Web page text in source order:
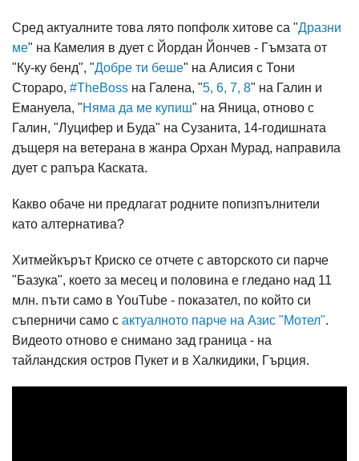
Сред актуалните това лято попфолк хитове са "Дразни
ме" на Камелия в дует с Йордан Йончев - Гъмзата от
"Ку-ку бенд", "Добре ти беше" на Алисия с Тони
Стораро, #TheBoss на Галена, "5, 6, 7, 8" на Галин и
Емануела, "Няма да ме купиш" на Яница, отново с
Галин, "Луцифер и Буда" на Сузанита, 14-годишната
дъщеря на ветерана в жанра Орхан Мурад, направила
дует с рапъра Каската.
Какво обаче ни предлагат родните попизпълнители
като алтернатива?
Хитмейкърът Криско се отчете с авторското си парче
"Базука", което за месец и половина е гледано над 11
млн. пъти само в YouTube - показател, по който си
съперничи само с актуалното парче на Азис "Мотел".
Видеото отново е снимано зад граница - на
тайландския остров Пукет и в Халкидики, Гърция.